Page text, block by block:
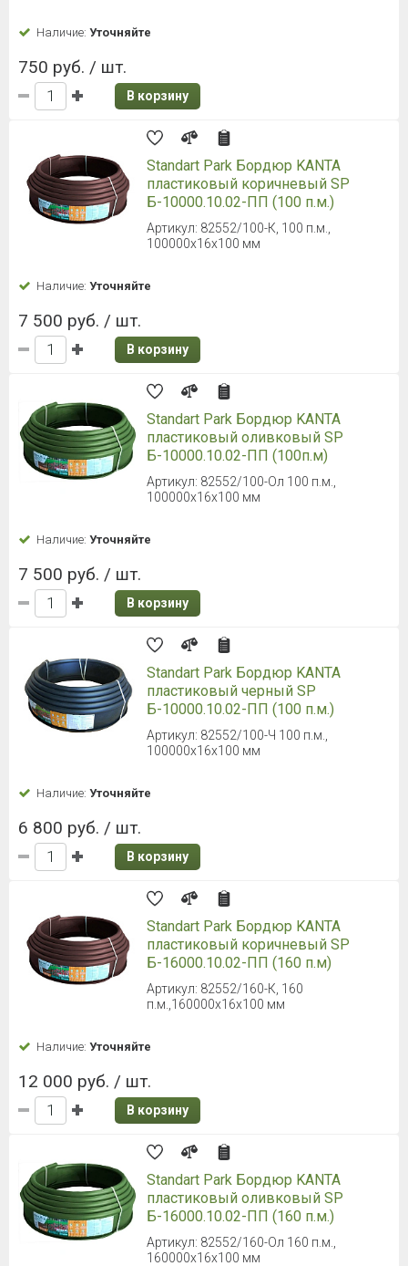
Наличие: Уточняйте
750 руб. / шт.
В корзину
Standart Park Бордюр KANTA
пластиковый коричневый SP
Б-10000.10.02-ПП (100 п.м.)
Артикул: 82552/100-К, 100 п.м.,
100000x16x100 мм
Наличие: Уточняйте
7 500 руб. / шт.
В корзину
Standart Park Бордюр KANTA
пластиковый оливковый SP
Б-10000.10.02-ПП (100п.м)
Артикул: 82552/100-Ол 100 п.м.,
100000x16x100 мм
Наличие: Уточняйте
7 500 руб. / шт.
В корзину
Standart Park Бордюр KANTA
пластиковый черный SP
Б-10000.10.02-ПП (100 п.м.)
Артикул: 82552/100-Ч 100 п.м.,
100000x16x100 мм
Наличие: Уточняйте
6 800 руб. / шт.
В корзину
Standart Park Бордюр KANTA
пластиковый коричневый SP
Б-16000.10.02-ПП (160 п.м)
Артикул: 82552/160-К, 160
п.м.,160000x16x100 мм
Наличие: Уточняйте
12 000 руб. / шт.
В корзину
Standart Park Бордюр KANTA
пластиковый оливковый SP
Б-16000.10.02-ПП (160 п.м.)
Артикул: 82552/160-Ол 160 п.м.,
160000x16x100 мм